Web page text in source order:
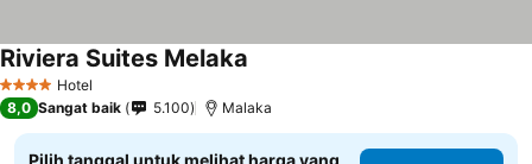
4 BintangHotel
Riviera Suites Melaka
8,0 Sangat baik 5.100 Malaka
Pilih tanggal untuk melihat harga yang